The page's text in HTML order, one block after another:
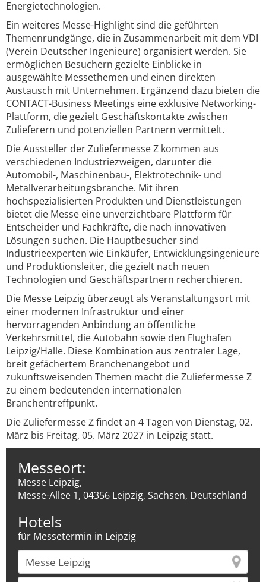
Energietechnologien.
Ein weiteres Messe-Highlight sind die geführten
Themenrundgänge, die in Zusammenarbeit mit dem VDI
(Verein Deutscher Ingenieure) organisiert werden. Sie
ermöglichen Besuchern gezielte Einblicke in
ausgewählte Messethemen und einen direkten
Austausch mit Unternehmen. Ergänzend dazu bieten die
CONTACT-Business Meetings eine exklusive Networking-
Plattform, die gezielt Geschäftskontakte zwischen
Zulieferern und potenziellen Partnern vermittelt.
Die Aussteller der Zuliefermesse Z kommen aus
verschiedenen Industriezweigen, darunter die
Automobil-, Maschinenbau-, Elektrotechnik- und
Metallverarbeitungsbranche. Mit ihren
hochspezialisierten Produkten und Dienstleistungen
bietet die Messe eine unverzichtbare Plattform für
Entscheider und Fachkräfte, die nach innovativen
Lösungen suchen. Die Hauptbesucher sind
Industrieexperten wie Einkäufer, Entwicklungsingenieure
und Produktionsleiter, die gezielt nach neuen
Technologien und Geschäftspartnern recherchieren.
Die Messe Leipzig überzeugt als Veranstaltungsort mit
einer modernen Infrastruktur und einer
hervorragenden Anbindung an öffentliche
Verkehrsmittel, die Autobahn sowie den Flughafen
Leipzig/Halle. Diese Kombination aus zentraler Lage,
breit gefächertem Branchenangebot und
zukunftsweisenden Themen macht die Zuliefermesse Z
zu einem bedeutenden internationalen
Branchentreffpunkt.
Die Zuliefermesse Z findet an 4 Tagen von Dienstag, 02.
März bis Freitag, 05. März 2027 in Leipzig statt.
Messeort:
Messe Leipzig,
Messe-Allee 1, 04356 Leipzig, Sachsen, Deutschland
Hotels
für Messetermin in Leipzig